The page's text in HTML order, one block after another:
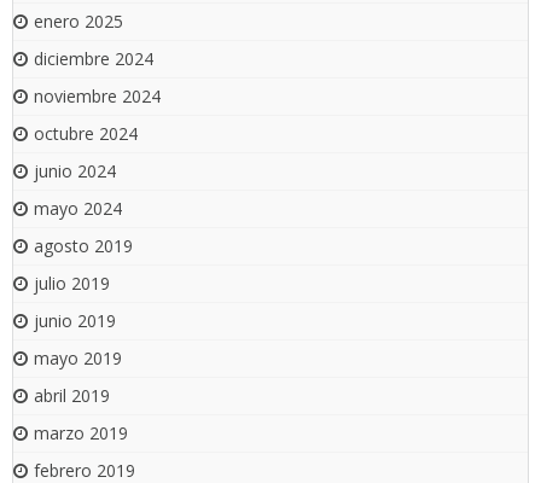
enero 2025
diciembre 2024
noviembre 2024
octubre 2024
junio 2024
mayo 2024
agosto 2019
julio 2019
junio 2019
mayo 2019
abril 2019
marzo 2019
febrero 2019